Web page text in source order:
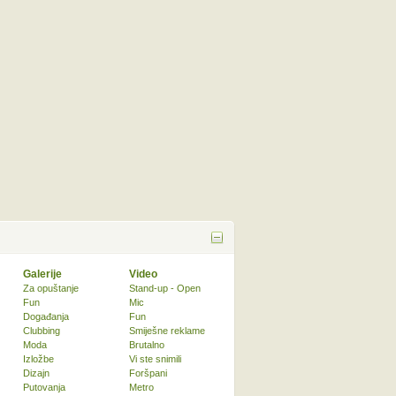
Galerije
Za opuštanje
Fun
Događanja
Clubbing
Moda
Izložbe
Dizajn
Putovanja
Video
Stand-up - Open
Mic
Fun
Smiješne reklame
Brutalno
Vi ste snimili
Foršpani
Metro